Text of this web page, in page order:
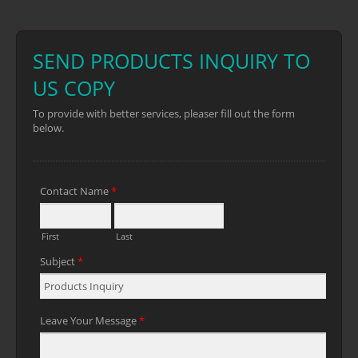
cortar madera, plástico y metal. El
baja vibración y un manejo seguro.